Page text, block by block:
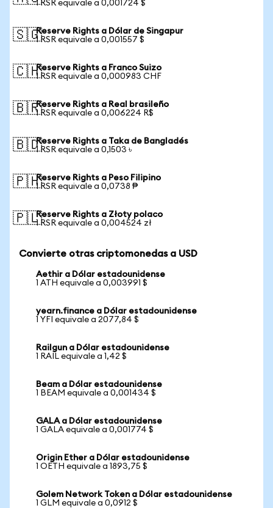
1 RSR equivale a 0,001724 $
🇸🇬Reserve Rights a Dólar de Singapur
1 RSR equivale a 0,001557 $
🇨🇭Reserve Rights a Franco Suizo
1 RSR equivale a 0,000983 CHF
🇧🇷Reserve Rights a Real brasileño
1 RSR equivale a 0,006224 R$
🇧🇩Reserve Rights a Taka de Bangladés
1 RSR equivale a 0,1503 ৳
🇵🇭Reserve Rights a Peso Filipino
1 RSR equivale a 0,0738 ₱
🇵🇱Reserve Rights a Złoty polaco
1 RSR equivale a 0,004524 zł
Convierte otras criptomonedas a USD
Aethir a Dólar estadounidense
1 ATH equivale a 0,003991 $
yearn.finance a Dólar estadounidense
1 YFI equivale a 2077,84 $
Railgun a Dólar estadounidense
1 RAIL equivale a 1,42 $
Beam a Dólar estadounidense
1 BEAM equivale a 0,001434 $
GALA a Dólar estadounidense
1 GALA equivale a 0,001774 $
Origin Ether a Dólar estadounidense
1 OETH equivale a 1893,75 $
Golem Network Token a Dólar estadounidense
1 GLM equivale a 0,0912 $